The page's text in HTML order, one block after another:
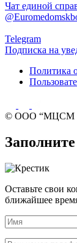
Чат единой
Telegram
Подписка на
Политика
© ООО “МЦСМ
Оставьте свои
ближайшее